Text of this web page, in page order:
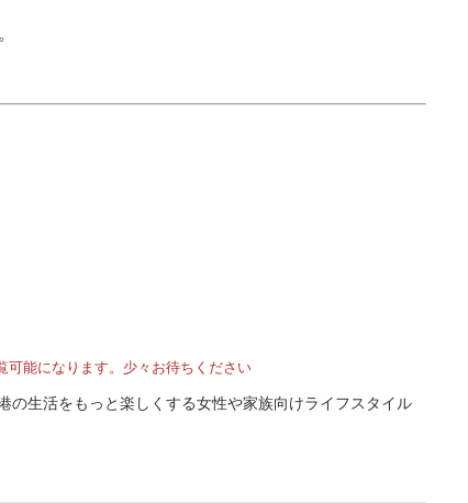
可能になります。少々お待ちください
の生活をもっと楽しくする女性や家族向けライフスタイル